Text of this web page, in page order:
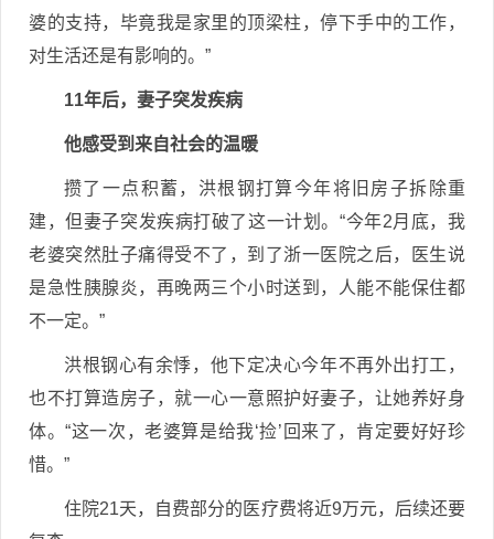
婆的支持，毕竟我是家里的顶梁柱，停下手中的工作，
对生活还是有影响的。”
11年后，妻子突发疾病
他感受到来自社会的温暖
攒了一点积蓄，洪根钢打算今年将旧房子拆除重
建，但妻子突发疾病打破了这一计划。“今年2月底，我
老婆突然肚子痛得受不了，到了浙一医院之后，医生说
是急性胰腺炎，再晚两三个小时送到，人能不能保住都
不一定。”
洪根钢心有余悸，他下定决心今年不再外出打工，
也不打算造房子，就一心一意照护好妻子，让她养好身
体。“这一次，老婆算是给我‘捡’回来了，肯定要好好珍
惜。”
住院21天，自费部分的医疗费将近9万元，后续还要